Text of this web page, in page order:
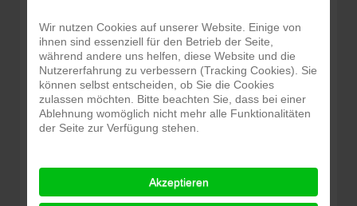
Wir nutzen Cookies auf unserer Website. Einige von
ihnen sind essenziell für den Betrieb der Seite,
während andere uns helfen, diese Website und die
Nutzererfahrung zu verbessern (Tracking Cookies). Sie
können selbst entscheiden, ob Sie die Cookies
zulassen möchten. Bitte beachten Sie, dass bei einer
Ablehnung womöglich nicht mehr alle Funktionalitäten
der Seite zur Verfügung stehen.
Akzeptieren